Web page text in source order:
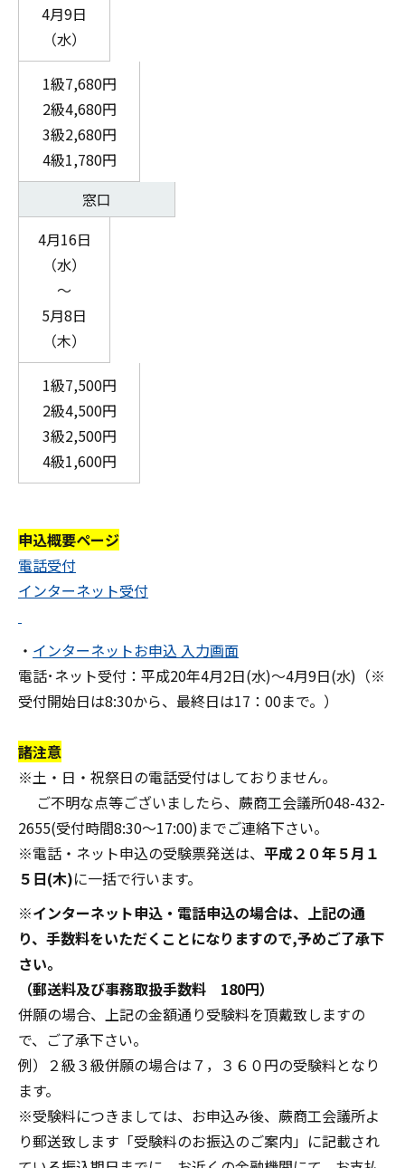
4月9日
（水）
1級7,680円
2級4,680円
3級2,680円
4級1,780円
窓口
4月16日
（水）
～
5月8日
（木）
1級7,500円
2級4,500円
3級2,500円
4級1,600円
申込概要ページ
電話受付
インターネット受付
・ インターネットお申込 入力画面
電話･ネット受付：平成20年4月2日(水)～4月9日(水)（※
受付開始日は8:30から、最終日は17：00まで。）
諸注意
※土・日・祝祭日の電話受付はしておりません。
ご不明な点等ございましたら、蕨商工会議所048-432-
2655(受付時間8:30～17:00)までご連絡下さい。
※電話・ネット申込の受験票発送は、 平成２０年５月１
５日(木)に一括で行います。
※インターネット申込・電話申込の場合は、上記の通
り、手数料をいただくことになりますので,予めご了承下
さい。
（郵送料及び事務取扱手数料 180円）
併願の場合、上記の金額通り受験料を頂戴致しますの
で、ご了承下さい。
例）２級３級併願の場合は７，３６０円の受験料となり
ます。
※受験料につきましては、お申込み後、蕨商工会議所よ
り郵送致します「受験料のお振込のご案内」に記載され